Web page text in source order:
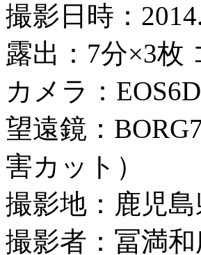
撮影日時：
露出：7分×3枚
カメラ：
望遠鏡：
害カット）
撮影地：鹿児
撮影者：冨満